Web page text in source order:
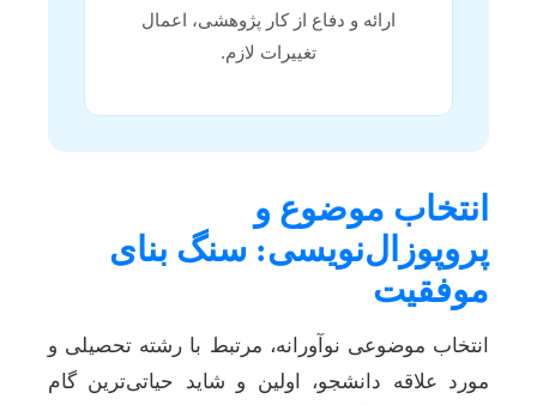
ارائه و دفاع از کار پژوهشی، اعمال
تغییرات لازم.
انتخاب موضوع و
پروپوزال‌نویسی: سنگ بنای
موفقیت
انتخاب موضوعی نوآورانه، مرتبط با رشته تحصیلی و
مورد علاقه دانشجو، اولین و شاید حیاتی‌ترین گام